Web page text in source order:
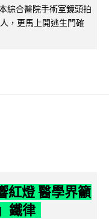
綜合醫院手術室鏡頭拍
，更馬上開逃生門確
紅燈 醫學界籲
鐵律